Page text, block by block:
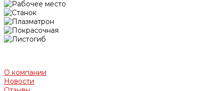
О компании
Новости